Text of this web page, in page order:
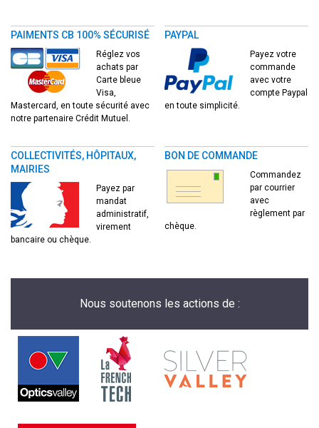
PAIMENTS CB 100% SÉCURISÉ
Réglez vos
achats par
Carte bleue
Visa,
Mastercard, en toute sécurité avec
notre partenaire Crédit Mutuel.
PAYPAL
Payez votre
commande
avec votre
compte Paypal
en toute simplicité.
COLLECTIVITÉS, HÔPITAUX,
MAIRIES
Payez par
mandat
administratif,
virement
bancaire ou chèque.
BON DE COMMANDE
Commandez
par courrier
avec
règlement par
chèque.
Nous soutenons les actions de :